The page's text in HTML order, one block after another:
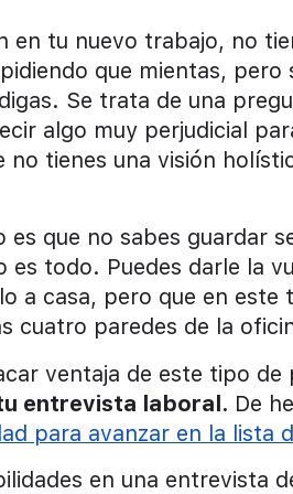
en tu nuevo trabajo, no
que mientas, pero
Se trata de una
algo muy perjudicial
tienes una visión
que no sabes guardar
todo. Puedes darle la
a casa, pero que en este
cuatro paredes de la
ventaja de este tipo
entrevista laboral. De
para avanzar en la lista
en una entrevista